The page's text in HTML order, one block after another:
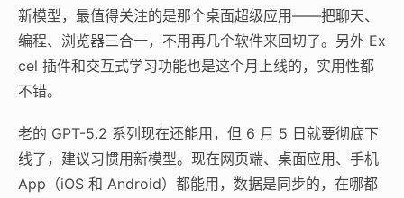
新模型，最值得关注的是那个桌面超级应用——把聊天、
编程、浏览器三合一，不用再几个软件来回切了。另外 Ex
cel 插件和交互式学习功能也是这个月上线的，实用性都
不错。
老的 GPT-5.2 系列现在还能用，但 6 月 5 日就要彻底下
线了，建议习惯用新模型。现在网页端、桌面应用、手机
App（iOS 和 Android）都能用，数据是同步的，在哪都